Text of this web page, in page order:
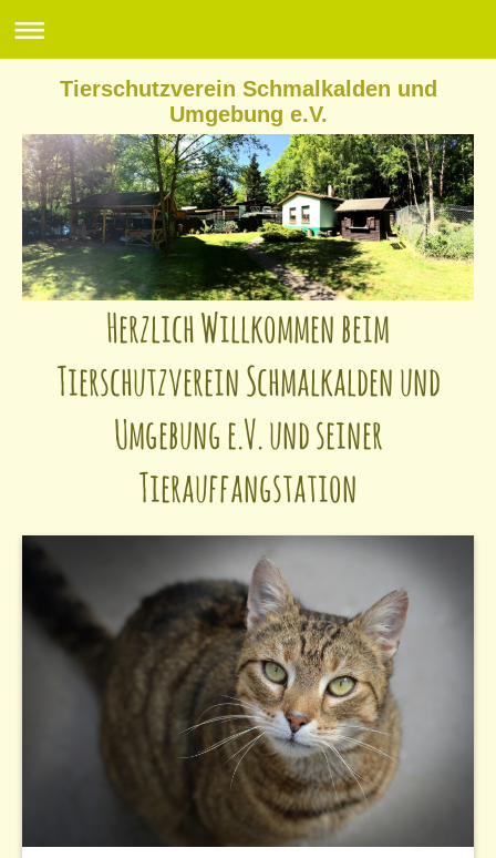
Tierschutzverein Schmalkalden und
Umgebung e.V.
Herzlich Willkommen beim
Tierschutzverein Schmalkalden und
Umgebung e.V. und seiner
Tierauffangstation